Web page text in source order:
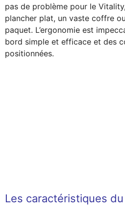
pas de problème pour le
plancher plat, un vaste coffre
paquet. L’ergonomie est
bord simple et efficace et des
positionnées.
Les caractéristiques